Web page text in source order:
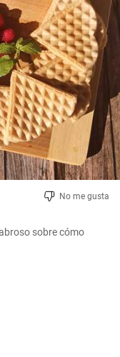
No me gusta
sobre cómo